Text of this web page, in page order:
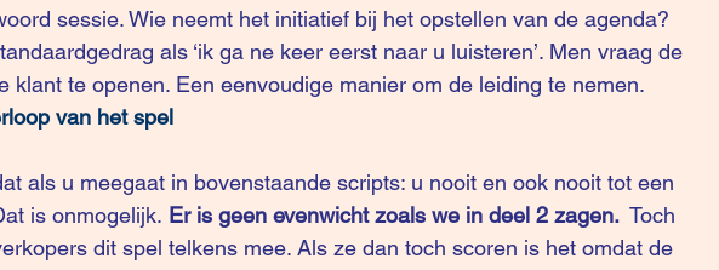
sessie. Wie neemt het initiatief bij het opstellen van de agenda?
als ‘ik ga ne keer eerst naar u luisteren’. Men vraag de
klant te openen. Een eenvoudige manier om de leiding te nemen.
van het spel
is onmogelijk. Er is geen evenwicht zoals we in deel 2 zagen. Toch
dit spel telkens mee. Als ze dan toch scoren is het omdat de